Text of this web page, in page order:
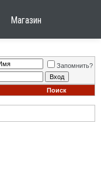
Магазин
Запомнить?
Поиск